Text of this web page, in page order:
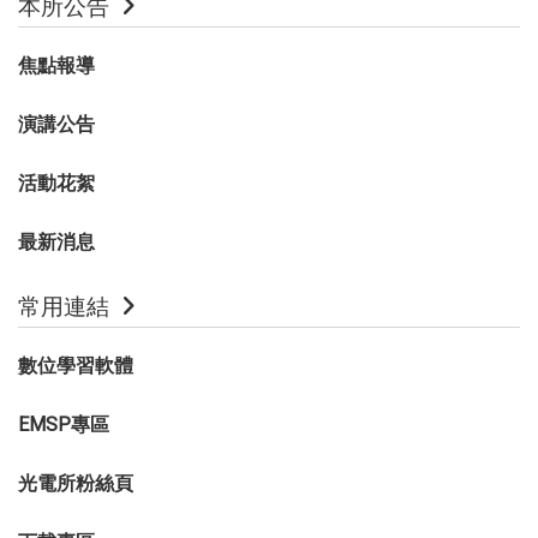
本所公告
焦點報導
演講公告
活動花絮
最新消息
常用連結
數位學習軟體
EMSP專區
光電所粉絲頁